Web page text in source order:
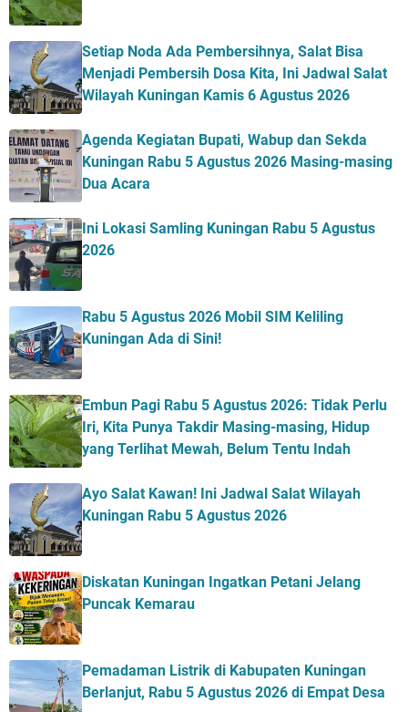
Setiap Noda Ada Pembersihnya, Salat Bisa
Menjadi Pembersih Dosa Kita, Ini Jadwal Salat
Wilayah Kuningan Kamis 6 Agustus 2026
Agenda Kegiatan Bupati, Wabup dan Sekda
Kuningan Rabu 5 Agustus 2026 Masing-masing
Dua Acara
Ini Lokasi Samling Kuningan Rabu 5 Agustus
2026
Rabu 5 Agustus 2026 Mobil SIM Keliling
Kuningan Ada di Sini!
Embun Pagi Rabu 5 Agustus 2026: Tidak Perlu
Iri, Kita Punya Takdir Masing-masing, Hidup
yang Terlihat Mewah, Belum Tentu Indah
Ayo Salat Kawan! Ini Jadwal Salat Wilayah
Kuningan Rabu 5 Agustus 2026
Diskatan Kuningan Ingatkan Petani Jelang
Puncak Kemarau
Pemadaman Listrik di Kabupaten Kuningan
Berlanjut, Rabu 5 Agustus 2026 di Empat Desa